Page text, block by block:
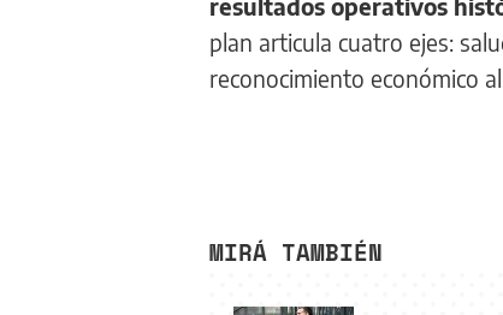
resultados operativos
plan articula cuatro ejes:
reconocimiento económico
MIRÁ TAMBIÉN